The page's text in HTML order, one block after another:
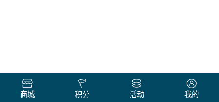
商城 积分 活动 我的